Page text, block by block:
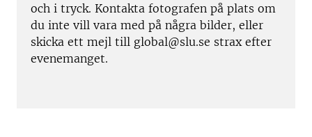
och i tryck. Kontakta fotografen på plats om
du inte vill vara med på några bilder, eller
skicka ett mejl till global@slu.se strax efter
evenemanget.